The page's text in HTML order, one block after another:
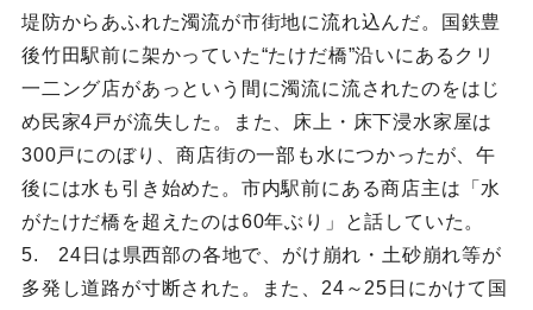
堤防からあふれた濁流が市街地に流れ込んだ。国鉄豊
後竹田駅前に架かっていた“たけだ橋”沿いにあるクリ
一二ング店があっという間に濁流に流されたのをはじ
め民家4戸が流失した。また、床上・床下浸水家屋は
300戸にのぼり、商店街の一部も水につかったが、午
後には水も引き始めた。市内駅前にある商店主は「水
がたけだ橋を超えたのは60年ぶり」と話していた。
5. 24日は県西部の各地で、がけ崩れ・土砂崩れ等が
多発し道路が寸断された。また、24～25日にかけて国